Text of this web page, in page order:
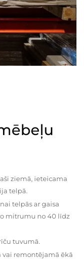
ziemā, ieteicama
telpā.
telpās ar gaisa
mitrumu no 40 līdz
tuvumā.
vai remontējamā ēkā